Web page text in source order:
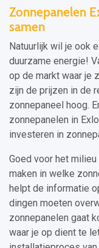
Zonnepanelen
samen
Natuurlijk wil je ook
duurzame energie!
op de markt waar je
zijn de prijzen in de
zonnepaneel hoog.
zonnepanelen in
investeren in
Goed voor het
maken in welke
helpt de informatie
dingen moeten
zonnepanelen gaat
waar je op dient te